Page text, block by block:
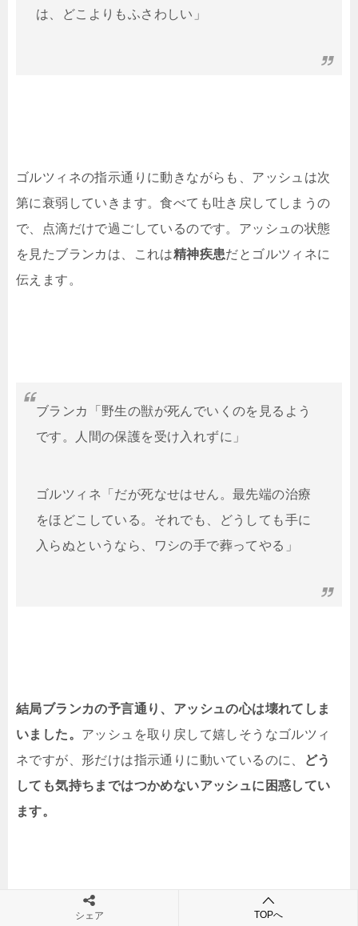
は、どこよりもふさわしい」
ゴルツィネの指示通りに動きながらも、アッシュは次
第に衰弱していきます。食べても吐き戻してしまうの
で、点滴だけで過ごしているのです。アッシュの状態
を見たブランカは、これは精神疾患だとゴルツィネに
伝えます。
ブランカ「野生の獣が死んでいくのを見るよう
です。人間の保護を受け入れずに」
ゴルツィネ「だが死なせはせん。最先端の治療
をほどこしている。それでも、どうしても手に
入らぬというなら、ワシの手で葬ってやる」
結局ブランカの予言通り、アッシュの心は壊れてしま
いました。 アッシュを取り戻して嬉しそうなゴルツィ
ネですが、形だけは指示通りに動いているのに、
どう
しても気持ちまではつかめないアッシュに困惑してい
ます。
シェア TOPへ